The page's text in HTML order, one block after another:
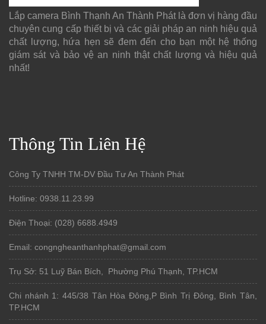
Lắp camera Bình Thạnh An Thành Phát là đơn vị hàng đầu
chuyên cung cấp thiết bị và các giải pháp an ninh hiệu quả
chất lượng, hứa hẹn sẽ đem đến cho bạn một hệ thống
giám sát và bảo vệ an ninh thật chất lượng và hiệu quả
nhất!
Thông Tin Liên Hệ
Công Ty TNHH TM-DV Đầu Tư An Thành Phát
Hotline: 0938.11.23.99
Điện Thoại: (028) 6688.4949
Email: congngheanthanhphat@gmail.com
Trụ Sở: 51 Luỹ Bán Bích, Phường Phú Thạnh, TP.HCM
Chi nhánh 1: 445/38 Tân Hòa Đông,P Bình Trị Đông, Bình Tân,
TP.HCM